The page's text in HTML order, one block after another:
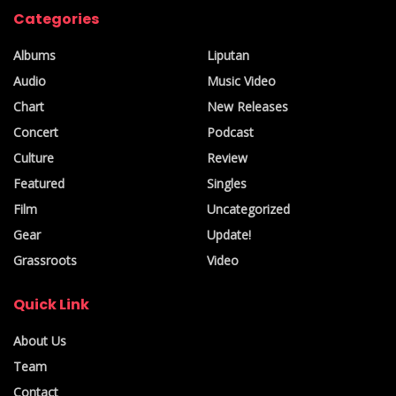
Categories
Albums
Audio
Chart
Concert
Culture
Featured
Film
Gear
Grassroots
Liputan
Music Video
New Releases
Podcast
Review
Singles
Uncategorized
Update!
Video
Quick Link
About Us
Team
Contact